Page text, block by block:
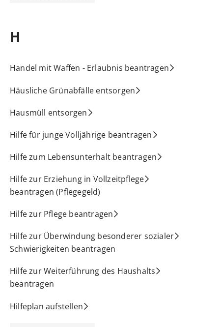
H
Handel mit Waffen - Erlaubnis beantragen
Häusliche Grünabfälle entsorgen
Hausmüll entsorgen
Hilfe für junge Volljährige beantragen
Hilfe zum Lebensunterhalt beantragen
Hilfe zur Erziehung in Vollzeitpflege
beantragen (Pflegegeld)
Hilfe zur Pflege beantragen
Hilfe zur Überwindung besonderer sozialer
Schwierigkeiten beantragen
Hilfe zur Weiterführung des Haushalts
beantragen
Hilfeplan aufstellen